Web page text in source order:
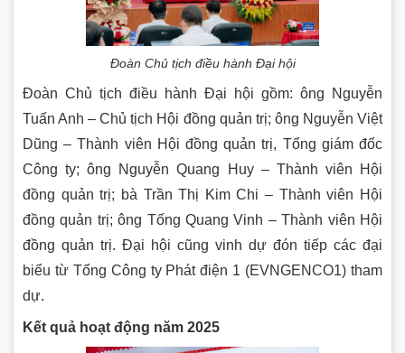
Đoàn Chủ tịch điều hành Đại hội
Đoàn Chủ tịch điều hành Đại hội gồm: ông Nguyễn
Tuấn Anh – Chủ tịch Hội đồng quản trị; ông Nguyễn Việt
Dũng – Thành viên Hội đồng quản trị, Tổng giám đốc
Công ty; ông Nguyễn Quang Huy – Thành viên Hội
đồng quản trị; bà Trần Thị Kim Chi – Thành viên Hội
đồng quản trị; ông Tống Quang Vinh – Thành viên Hội
đồng quản trị. Đại hội cũng vinh dự đón tiếp các đại
biểu từ Tổng Công ty Phát điện 1 (EVNGENCO1) tham
dự.
Kết quả hoạt động năm 2025